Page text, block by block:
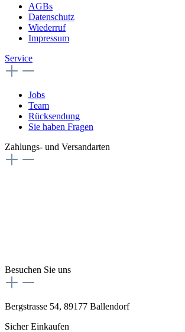
AGBs
Datenschutz
Wiederruf
Impressum
Service
Jobs
Team
Rücksendung
Sie haben Fragen
Zahlungs- und Versandarten
Besuchen Sie uns
Bergstrasse 54, 89177 Ballendorf
Sicher Einkaufen